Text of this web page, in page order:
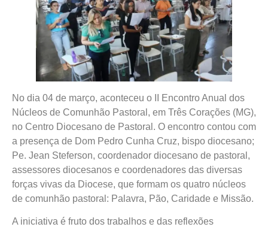
No dia 04 de março, aconteceu o II Encontro Anual dos
Núcleos de Comunhão Pastoral, em Três Corações (MG),
no Centro Diocesano de Pastoral. O encontro contou com
a presença de Dom Pedro Cunha Cruz, bispo diocesano;
Pe. Jean Steferson, coordenador diocesano de pastoral,
assessores diocesanos e coordenadores das diversas
forças vivas da Diocese, que formam os quatro núcleos
de comunhão pastoral: Palavra, Pão, Caridade e Missão.
A iniciativa é fruto dos trabalhos e das reflexões